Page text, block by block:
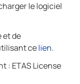
le logiciel
et de
celien.
: ETAS License